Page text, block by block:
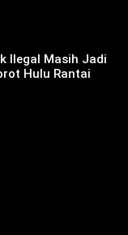
Ilegal Masih Jadi
Hulu Rantai